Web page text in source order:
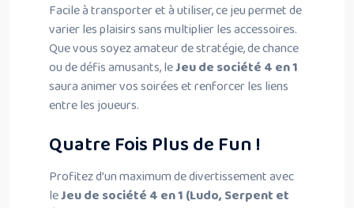
Facile à transporter et à utiliser, ce jeu permet de
varier les plaisirs sans multiplier les accessoires.
Que vous soyez amateur de stratégie, de chance
ou de défis amusants, leJeu de société 4 en 1
saura animer vos soirées et renforcer les liens
entre les joueurs.
Quatre Fois Plus de Fun !
Profitez d’un maximum de divertissement avec
leJeu de société 4 en 1 (Ludo, Serpent et